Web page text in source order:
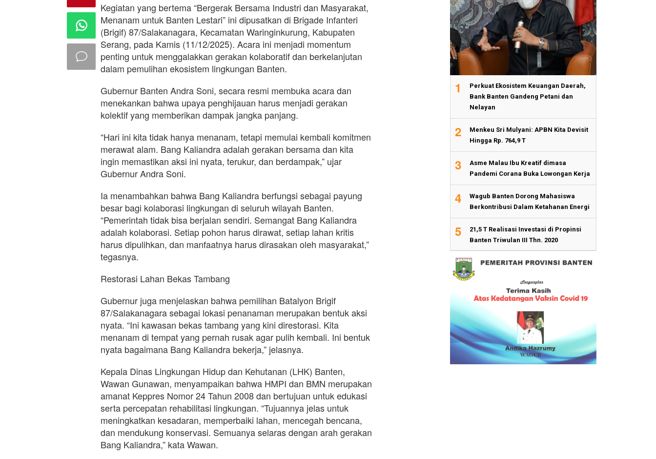
Kegiatan yang bertema “Bergerak Bersama Industri dan Masyarakat,
Menanam untuk Banten Lestari” ini dipusatkan di Brigade Infanteri
(Brigif) 87/Salakanagara, Kecamatan Waringinkurung, Kabupaten
Serang, pada Kamis (11/12/2025). Acara ini menjadi momentum
penting untuk menggalakkan gerakan kolaboratif dan berkelanjutan
dalam pemulihan ekosistem lingkungan Banten.
Gubernur Banten Andra Soni, secara resmi membuka acara dan
menekankan bahwa upaya penghijauan harus menjadi gerakan
kolektif yang memberikan dampak jangka panjang.
“Hari ini kita tidak hanya menanam, tetapi memulai kembali komitmen
merawat alam. Bang Kaliandra adalah gerakan bersama dan kita
ingin memastikan aksi ini nyata, terukur, dan berdampak,” ujar
Gubernur Andra Soni.
Ia menambahkan bahwa Bang Kaliandra berfungsi sebagai payung
besar bagi kolaborasi lingkungan di seluruh wilayah Banten.
“Pemerintah tidak bisa berjalan sendiri. Semangat Bang Kaliandra
adalah kolaborasi. Setiap pohon harus dirawat, setiap lahan kritis
harus dipulihkan, dan manfaatnya harus dirasakan oleh masyarakat,”
tegasnya.
Restorasi Lahan Bekas Tambang
Gubernur juga menjelaskan bahwa pemilihan Batalyon Brigif
87/Salakanagara sebagai lokasi penanaman merupakan bentuk aksi
nyata. “Ini kawasan bekas tambang yang kini direstorasi. Kita
menanam di tempat yang pernah rusak agar pulih kembali. Ini bentuk
nyata bagaimana Bang Kaliandra bekerja,” jelasnya.
Kepala Dinas Lingkungan Hidup dan Kehutanan (LHK) Banten,
Wawan Gunawan, menyampaikan bahwa HMPI dan BMN merupakan
amanat Keppres Nomor 24 Tahun 2008 dan bertujuan untuk edukasi
serta percepatan rehabilitasi lingkungan. “Tujuannya jelas untuk
meningkatkan kesadaran, memperbaiki lahan, mencegah bencana,
dan mendukung konservasi. Semuanya selaras dengan arah gerakan
Bang Kaliandra,” kata Wawan.
1
Perkuat Ekosistem Keuangan Daerah,
Bank Banten Gandeng Petani dan
Nelayan
2
Menkeu Sri Mulyani: APBN Kita Devisit
Hingga Rp. 764,9 T
3
Asme Malau Ibu Kreatif dimasa
Pandemi Corana Buka Lowongan Kerja
4
Wagub Banten Dorong Mahasiswa
Berkontribusi Dalam Ketahanan Energi
5
21,5 T Realisasi Investasi di Propinsi
Banten Triwulan III Thn. 2020